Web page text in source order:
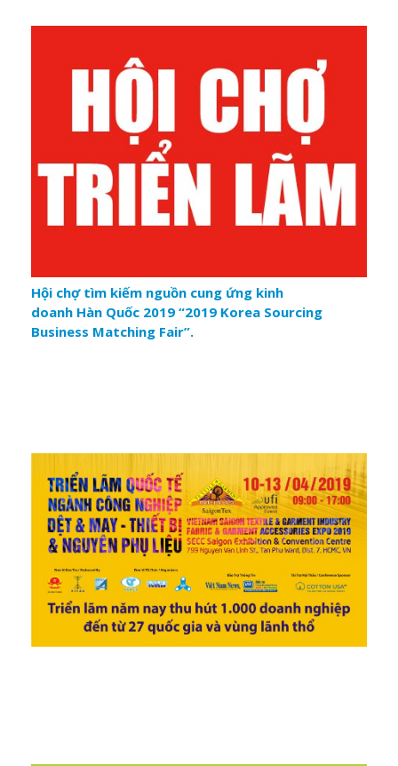
(Vinatex) phối hợp tổ chức, dưới sự bảo trợ của Bộ
Công Thương, Phòng Thương mại và Công nghiệp Việt
Nam (VCCI), Hiệp hội Dệt May Việt Nam (VITAS) và Hội
Dệt May Thêu Đan TP. HCM . Đây là sự kiện thường
niên được tổ chức tại Việt Nam, quy tụ nhiều DN trong
nước và quốc tế đến từ các quốc gia và lãnh thổ có nền
công nghiệp dệt may phát triển.
Hội chợ tìm kiếm nguồn cung ứng kinh
doanh Hàn Quốc 2019 “2019 Korea Sourcing
Business Matching Fair”.